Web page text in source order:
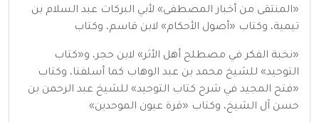
«المنتقى من أخبار المصطفى» لأبي البركات عبد السلام بن
تيمية، وكتاب «أصول الأحكام» لابن قاسم، وكتاب
«نخبة الفكر في مصطلح أهل الأثر» لابن حجر، و«كتاب
التوحيد» للشيخ محمد بن عبد الوهاب كما أسلفنا، وكتاب
«فتح المجيد في شرح كتاب التوحيد» للشيخ عبد الرحمن بن
حسن آل الشيخ، وكتاب «قرة عيون الموحدين»